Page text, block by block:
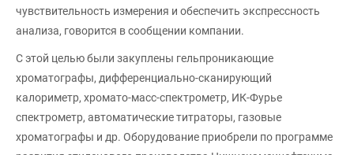
чувствительность измерения и обеспечить экспрессность
анализа, говорится в сообщении компании.
С этой целью были закуплены гельпроникающие
хроматографы, дифференциально-сканирующий
калориметр, хромато-масс-спектрометр, ИК-Фурье
спектрометр, автоматические титраторы, газовые
хроматографы и др. Оборудование приобрели по программе